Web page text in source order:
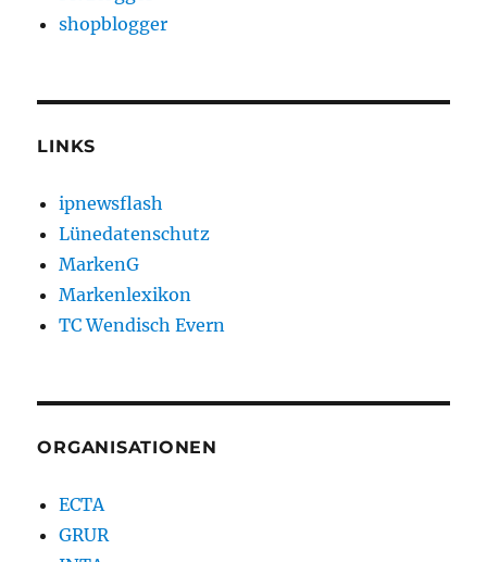
shopblogger
LINKS
ipnewsflash
Lünedatenschutz
MarkenG
Markenlexikon
TC Wendisch Evern
ORGANISATIONEN
ECTA
GRUR